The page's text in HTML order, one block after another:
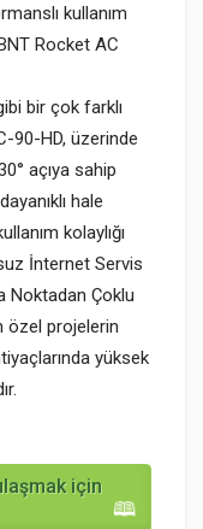
kullanım
Rocket AC
bir çok farklı
90-HD, üzerinde
açıya sahip
hale
kolaylığı
İnternet Servis
Noktadan Çoklu
özel projelerin
yüksek
için